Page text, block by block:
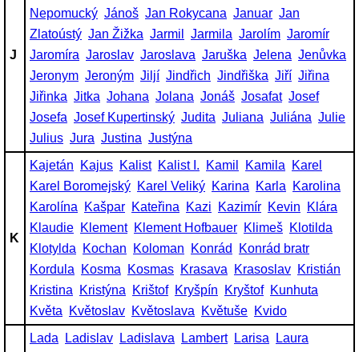
J
Nepomucký Jánoš Jan Rokycana Januar Jan
Zlatoústý Jan Žižka Jarmil Jarmila Jarolím Jaromír
Jaromíra Jaroslav Jaroslava Jaruška Jelena Jenůvka
Jeronym Jeroným Jiljí Jindřich Jindřiška Jiří Jiřina
Jiřinka Jitka Johana Jolana Jonáš Josafat Josef
Josefa Josef Kupertinský Judita Juliana Juliána Julie
Julius Jura Justina Justýna
K
Kajetán Kajus Kalist Kalist I. Kamil Kamila
Karel
Karel Boromejský Karel Veliký Karina Karla
Karolina
Karolína
Kašpar Kateřina Kazi Kazimír Kevin
Klára
Klaudie Klement Klement Hofbauer Klimeš Klotilda
Klotylda
Kochan Koloman Konrád
Konrád bratr
Kordula
Kosma Kosmas Krasava Krasoslav Kristián
Kristina
Kristýna Krištof Kryšpín Kryštof Kunhuta
Květa
Květoslav Květoslava Květuše Kvido
Lada
Ladislav Ladislava Lambert Larisa
Laura